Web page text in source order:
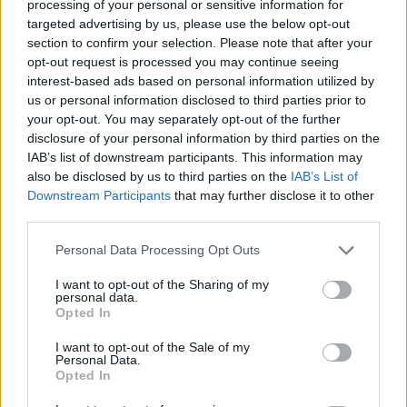
processing of your personal or sensitive information for
targeted advertising by us, please use the below opt-out
section to confirm your selection. Please note that after your
opt-out request is processed you may continue seeing
interest-based ads based on personal information utilized by
us or personal information disclosed to third parties prior to
your opt-out. You may separately opt-out of the further
disclosure of your personal information by third parties on the
IAB’s list of downstream participants. This information may
also be disclosed by us to third parties on the IAB’s List of
Downstream Participants that may further disclose it to other
Please note that this website/app uses one or more Google
not limited to your visit or usage behaviour. You may click to
grant or deny consent to Google and its third-party tags to
use your data for below specified purposes in below Google
consent section.
Personal Data Processing Opt Outs
I want to opt-out of the Sharing of my
personal data.
Opted In
I want to opt-out of the Sale of my
Personal Data.
Opted In
Nuovi posti auto in via La Marmora, parcheggio
provvisorio a La Maddalena
Allarme truffe a Berchidda, falsi incaricati
bussano alle porte
Notre-Dame de Paris conquista Olbia, la prima
al Molo Brin è un successo